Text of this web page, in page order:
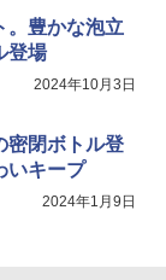
。豊かな泡立
登場
2024年10月3日
密閉ボトル登
いキープ
2024年1月9日